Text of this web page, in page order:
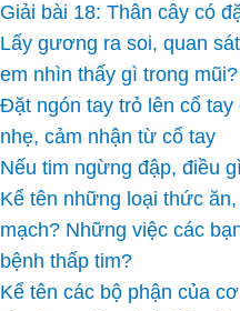
Giải bài 18: Thân cây có
Lấy gương ra soi, quan
em nhìn thấy gì trong mũi?
Đặt ngón tay trỏ lên cổ
nhẹ, cảm nhận từ cổ tay
Nếu tim ngừng đập, điều
Kể tên những loại thức
mạch? Những việc các
bệnh thấp tim?
Kể tên các bộ phận của